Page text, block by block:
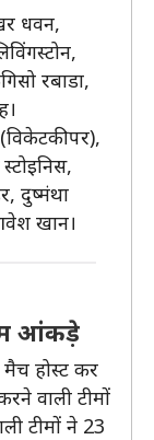
धवन,
रबाडा,
दुष्मंथा
खान।
आंकड़े
होस्ट कर
वाली टीमों
टीमों ने 23